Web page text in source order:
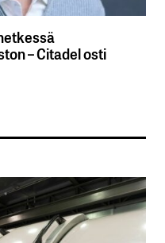
– Citadel osti